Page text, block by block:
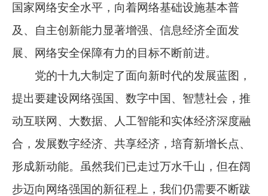
国家网络安全水平，向着网络基础设施基本普
及、自主创新能力显著增强、信息经济全面发
展、网络安全保障有力的目标不断前进。
党的十九大制定了面向新时代的发展蓝图，
提出要建设网络强国、数字中国、智慧社会，推
动互联网、大数据、人工智能和实体经济深度融
合，发展数字经济、共享经济，培育新增长点、
形成新动能。虽然我们已走过万水千山，但在阔
步迈向网络强国的新征程上，我们仍需要不断跋